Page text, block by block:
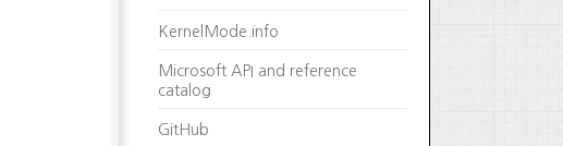
KernelMode.info
Microsoft API and reference
catalog
GitHub